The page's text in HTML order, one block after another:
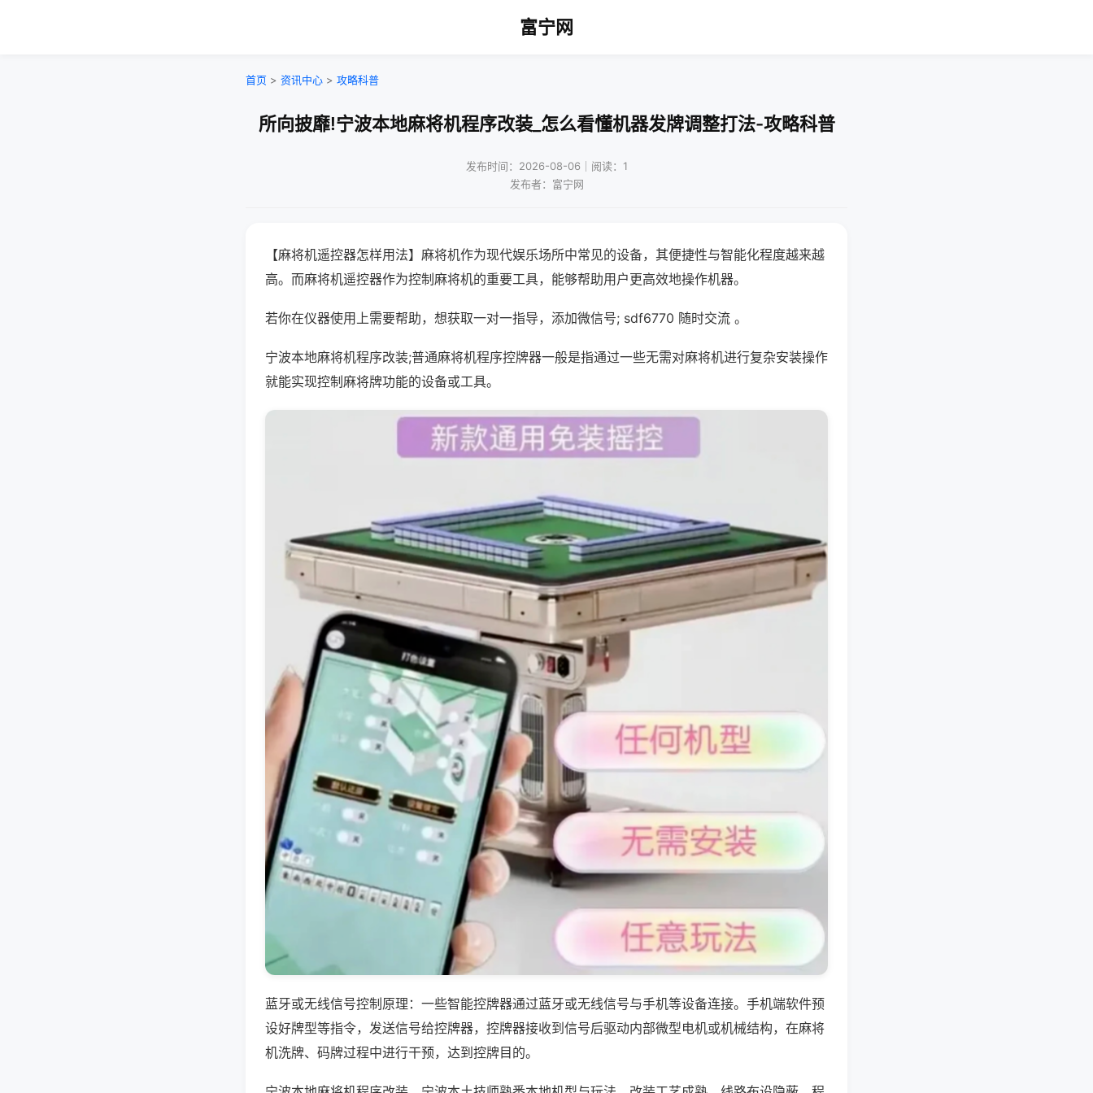
富宁网
首页 > 资讯中心 > 攻略科普
所向披靡!宁波本地麻将机程序改装_怎么看懂机器发牌调整打法-攻略科普
发布时间：2026-08-06｜阅读：1
发布者：富宁网
【麻将机遥控器怎样用法】麻将机作为现代娱乐场所中常见的设备，其便捷性与智能化程度越来越
高。而麻将机遥控器作为控制麻将机的重要工具，能够帮助用户更高效地操作机器。
若你在仪器使用上需要帮助，想获取一对一指导，添加微信号; sdf6770 随时交流 。
宁波本地麻将机程序改装;普通麻将机程序控牌器一般是指通过一些无需对麻将机进行复杂安装操作
就能实现控制麻将牌功能的设备或工具。
蓝牙或无线信号控制原理：一些智能控牌器通过蓝牙或无线信号与手机等设备连接。手机端软件预
设好牌型等指令，发送信号给控牌器，控牌器接收到信号后驱动内部微型电机或机械结构，在麻将
机洗牌、码牌过程中进行干预，达到控牌目的。